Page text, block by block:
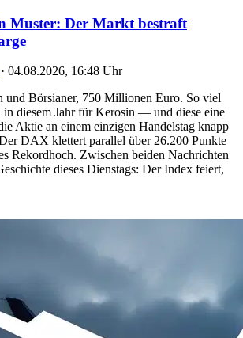
Muster: Der Markt bestraft
· 04.08.2026, 16:48 Uhr
und Börsianer, 750 Millionen Euro. So viel
in diesem Jahr für Kerosin — und diese eine
Aktie an einem einzigen Handelstag knapp
DAX klettert parallel über 26.200 Punkte
Rekordhoch. Zwischen beiden Nachrichten
dieses Dienstags: Der Index feiert,